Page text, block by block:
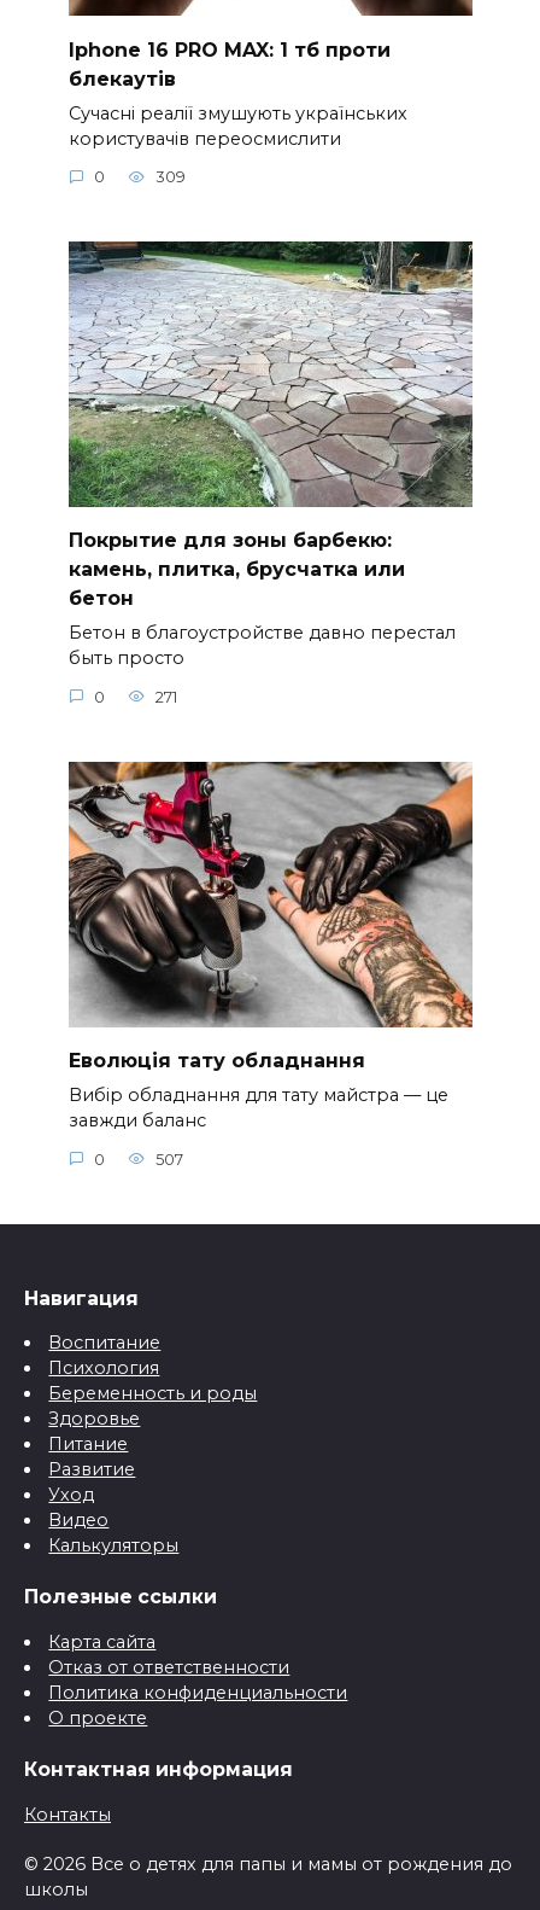
Iphone 16 PRO MAX: 1 тб проти
блекаутів
Сучасні реалії змушують українських
користувачів переосмислити
0 309
Покрытие для зоны барбекю:
камень, плитка, брусчатка или
бетон
Бетон в благоустройстве давно перестал
быть просто
0 271
Еволюція тату обладнання
Вибір обладнання для тату майстра — це
завжди баланс
0 507
Навигация
Воспитание
Психология
Беременность и роды
Здоровье
Питание
Развитие
Уход
Видео
Калькуляторы
Полезные ссылки
Карта сайта
Отказ от ответственности
Политика конфиденциальности
О проекте
Контактная информация
Контакты
© 2026 Все о детях для папы и мамы от рождения до
школы